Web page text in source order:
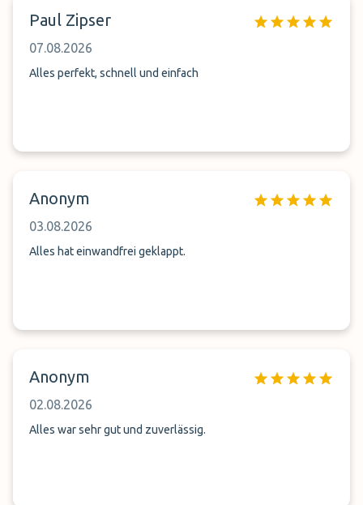
Paul Zipser
07.08.2026
Alles perfekt, schnell und einfach
Anonym
03.08.2026
Alles hat einwandfrei geklappt.
Anonym
02.08.2026
Alles war sehr gut und zuverlässig.